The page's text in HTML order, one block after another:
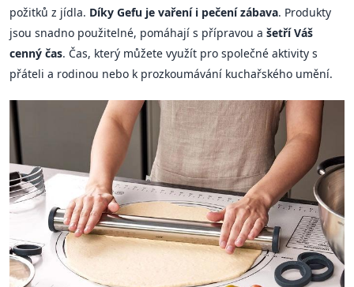
požitků z jídla. Díky Gefu je vaření i pečení zábava. Produkty
jsou snadno použitelné, pomáhají s přípravou a šetří Váš
cenný čas. Čas, který můžete využít pro společné aktivity s
přáteli a rodinou nebo k prozkoumávání kuchařského umění.